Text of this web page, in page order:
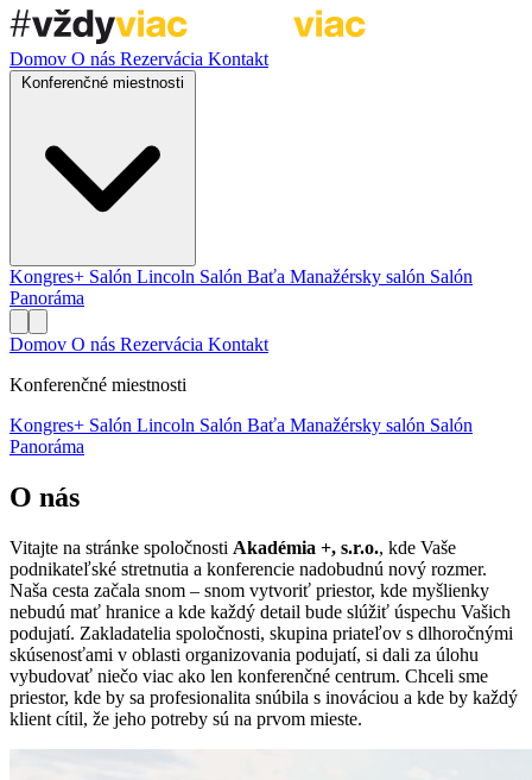
Domov O nás Rezervácia Kontakt
Kongres+ Salón Lincoln Salón Baťa Manažérsky salón Salón
Panoráma
Domov O nás Rezervácia Kontakt
Konferenčné miestnosti
Kongres+ Salón Lincoln Salón Baťa Manažérsky salón Salón
Panoráma
O nás
Vitajte na stránke spoločnosti Akadémia +, s.r.o., kde Vaše
podnikateľské stretnutia a konferencie nadobudnú nový rozmer.
Naša cesta začala snom – snom vytvoriť priestor, kde myšlienky
nebudú mať hranice a kde každý detail bude slúžiť úspechu Vašich
podujatí. Zakladatelia spoločnosti, skupina priateľov s dlhoročnými
skúsenosťami v oblasti organizovania podujatí, si dali za úlohu
vybudovať niečo viac ako len konferenčné centrum. Chceli sme
priestor, kde by sa profesionalita snúbila s inováciou a kde by každý
klient cítil, že jeho potreby sú na prvom mieste.